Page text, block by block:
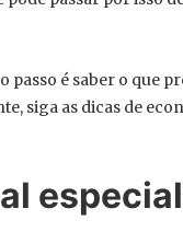
é saber o que
siga as dicas de